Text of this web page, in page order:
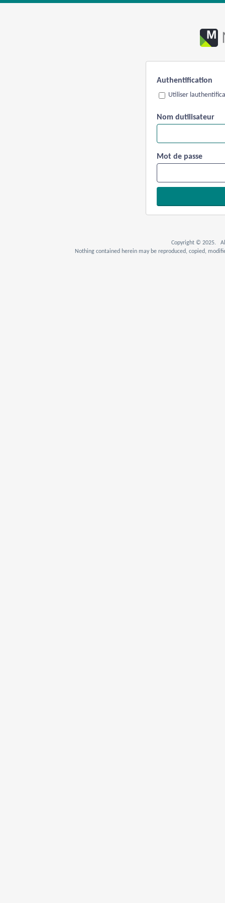
Authentification
Utiliser
Nom dutilisateur
Mot de passe
Copyright © 2025. All
Nothing contained herein may be reproduced, copied,